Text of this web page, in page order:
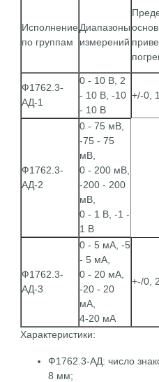
Исполнение
по группам
Диапазоны
измерений
Ф1762.3-
АД-1
0 - 10 В, 2
- 10 В, -10
- 10 В
+/-0, 1
Ф1762.3-
АД-2
0 - 75 мВ,
-75 - 75
мВ,
0 - 200 мВ,
-200 - 200
мВ,
0 - 1 В, -1 -
1 В
Ф1762.3-
АД-3
0 - 5 мА, -5
- 5 мА,
0 - 20 мА,
-20 - 20
мА,
4-20 мА
+-/0, 2
Характеристики:
Ф1762.3-АД: число
8 мм;